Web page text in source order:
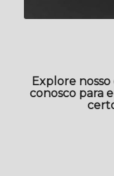
Explore
conosco para